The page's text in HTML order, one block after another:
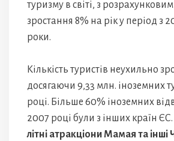
туризму в світі, з
зростання 8% на рік у період з
роки.
Кількість туристів неухильно
досягаючи 9,33 млн. іноземних
році. Більше 60% іноземних
2007 році були з інших країн ЄС.
літні атракціони Мамая та